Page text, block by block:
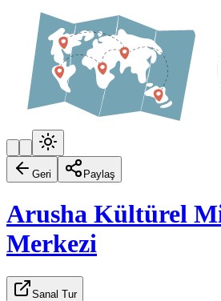
Geri Paylaş
Arusha Kültürel
Merkezi
Sanal Tur